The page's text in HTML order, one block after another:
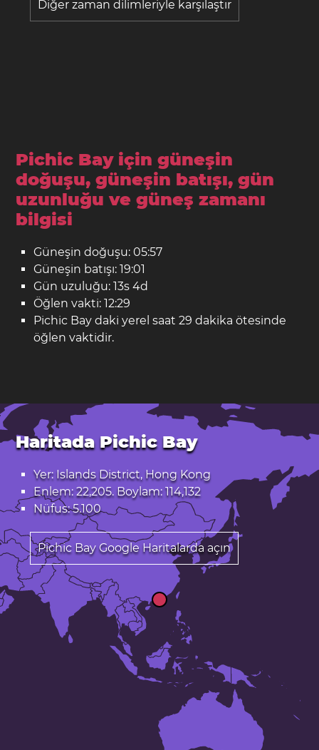
Diğer zaman dilimleriyle karşılaştır
Pichic Bay için güneşin
doğuşu, güneşin batışı, gün
uzunluğu ve güneş zamanı
bilgisi
Güneşin doğuşu: 05:57
Güneşin batışı: 19:01
Gün uzuluğu: 13s 4d
Öğlen vakti: 12:29
Pichic Bay daki yerel saat 29 dakika ötesinde
öğlen vaktidir.
Haritada Pichic Bay
Yer: Islands District, Hong Kong
Enlem: 22,205. Boylam: 114,132
Nüfus: 5.100
Pichic Bay Google Haritalarda açın